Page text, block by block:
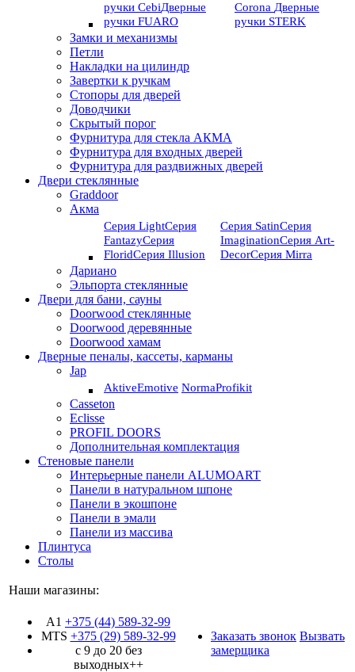
ручки CebiДверные
ручки FUARO
Corona Дверные
ручки STERK
Замки и механизмы
Петли
Накладки на цилиндр
Завертки к ручкам
Стопоры для дверей
Доводчики
Скрытый порог
Фурнитура для стекла АКМА
Фурнитура для входных дверей
Фурнитура для раздвижных дверей
Двери стеклянные
Graddoor
Акма
Серия LightСерия
FantazyСерия
FloridСерия Illusion
Серия SatinСерия
ImaginationСерия Art-
DeсorСерия Mirra
Дариано
Эльпорта стеклянные
Двери для бани, сауны
Doorwood стеклянные
Doorwood деревянные
Doorwood хамам
Дверные пеналы, кассеты, карманы
Jap
AktiveEmotive NormaProfikit
Casseton
Eclisse
PROFIL DOORS
Дополнительная комплектация
Стеновые панели
Интерьерные панели ALUMOART
Панели в натуральном шпоне
Панели в экошпоне
Панели в эмали
Панели из массива
Плинтуса
Столы
Наши магазины:
A1 +375 (44) 589-32-99
MTS +375 (29)589-32-99
с 9 до 20 без
выходных++
Заказать звонок Вызвать
замерщика